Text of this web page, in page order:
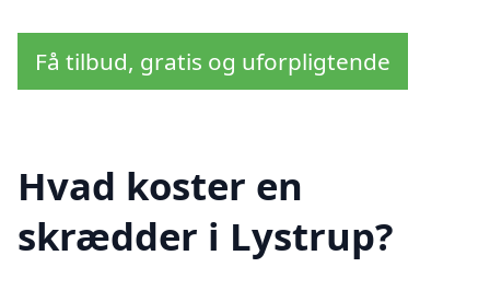
Få tilbud, gratis og uforpligtende
Hvad koster en
skrædder i Lystrup?